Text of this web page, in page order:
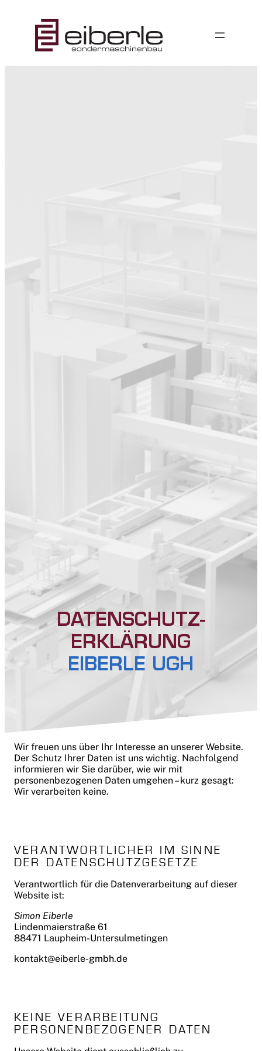
DATENSCHUTZ­
ERKLÄRUNG
EIBERLE UGH
Wir freuen uns über Ihr Interesse an unserer Website.
Der Schutz Ihrer Daten ist uns wichtig. Nachfolgend
informieren wir Sie darüber, wie wir mit
personenbezogenen Daten umgehen – kurz gesagt:
Wir verarbeiten keine.
VERANTWORTLICHER IM SINNE
DER DATENSCHUTZGESETZE
Verantwortlich für die Datenverarbeitung auf dieser
Website ist:
Simon Eiberle
Lindenmaierstraße 61
88471 Laupheim-Untersulmetingen
kontakt@eiberle-gmbh.de
KEINE VERARBEITUNG
PERSONENBEZOGENER DATEN